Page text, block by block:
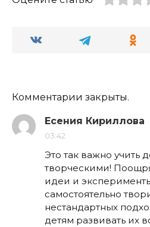
Комментарии закрыты.
Есения Кириллова
03:42
Это так важно учить
творческими!
идеи и
самостоятельно
нестандартных
детям развивать их